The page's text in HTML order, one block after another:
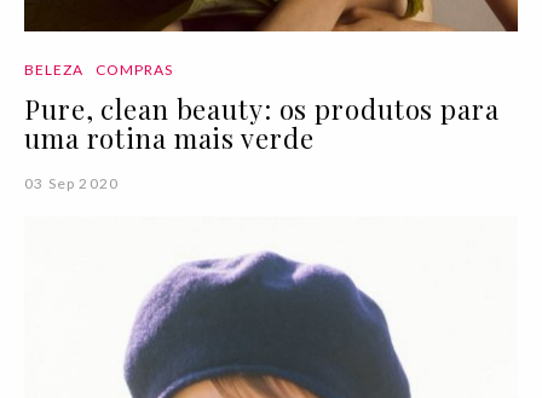
BELEZA COMPRAS
Pure, clean beauty: os produtos para
uma rotina mais verde
03 Sep 2020